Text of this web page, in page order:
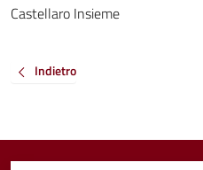
Castellaro Insieme
Indietro